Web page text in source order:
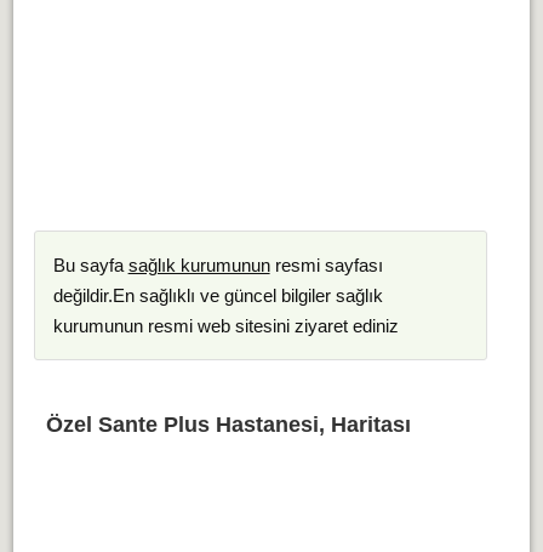
Bu sayfa sağlık kurumununresmi sayfası
değildir.En sağlıklı ve güncel bilgiler sağlık
kurumunun resmi web sitesini ziyaret ediniz
Özel Sante Plus Hastanesi, Haritası